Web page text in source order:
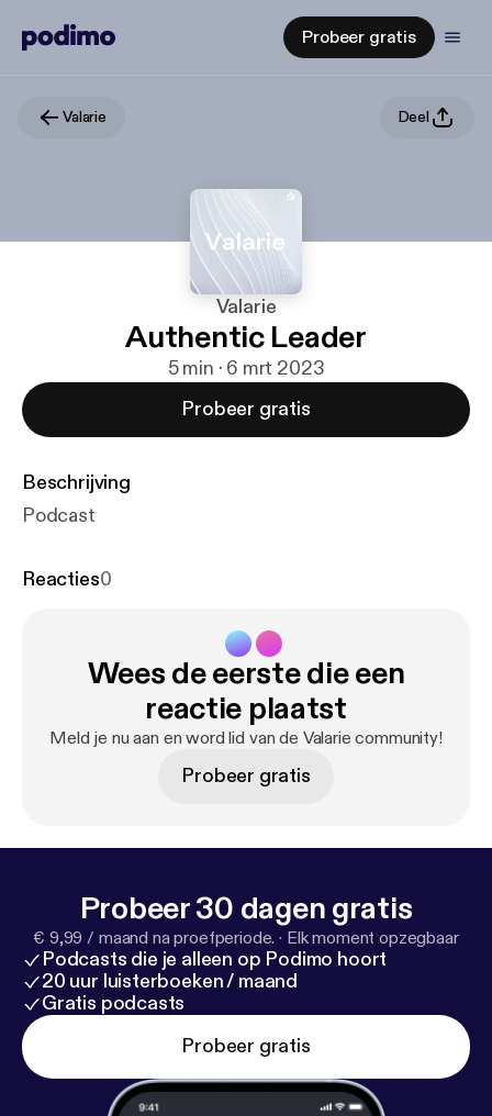
Probeer gratis
Valarie Deel
Valarie
Authentic Leader
5 min · 6 mrt 2023
Probeer gratis
Beschrijving
Podcast
Reacties0
Wees de eerste die een
reactie plaatst
Meld je nu aan en word lid van de Valarie community!
Probeer gratis
Probeer 30 dagen gratis
€ 9,99 / maand na proefperiode. · Elk moment opzegbaar
Podcasts die je alleen op Podimo hoort
20 uur luisterboeken / maand
Gratis podcasts
Probeer gratis